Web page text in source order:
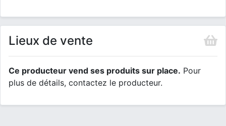
Lieux de vente
Ce producteur vend ses produits sur place. Pour
plus de détails, contactez le producteur.